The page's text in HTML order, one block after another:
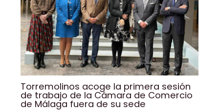
Torremolinos acoge la primera sesión
de trabajo de la Cámara de Comercio
de Málaga fuera de su sede